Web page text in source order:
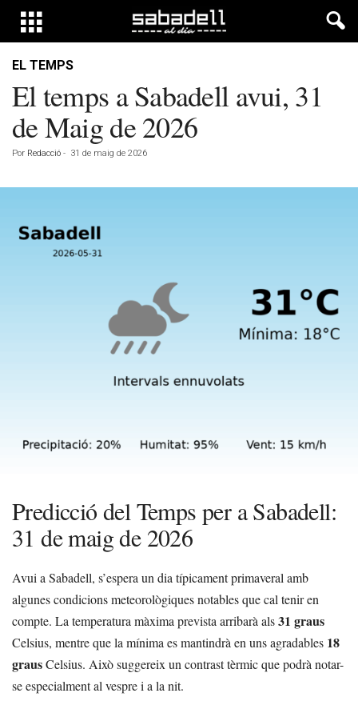
EL TEMPS
El temps a Sabadell avui, 31
de Maig de 2026
Por Redacció - 31 de maig de 2026
Predicció del Temps per a Sabadell:
31 de maig de 2026
Avui a Sabadell, s’espera un dia típicament primaveral amb
algunes condicions meteorològiques notables que cal tenir en
compte. La temperatura màxima prevista arribarà als31 graus
Celsius, mentre que la mínima es mantindrà en uns agradables 18
grausCelsius. Això suggereix un contrast tèrmic que podrà notar-
se especialment al vespre i a la nit.